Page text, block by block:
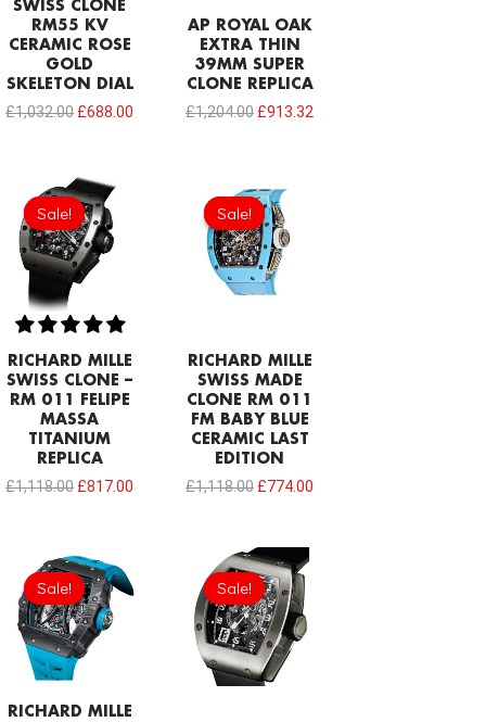
SWISS CLONE
RM55 KV
CERAMIC ROSE
GOLD
SKELETON DIAL
£1,032.00 £688.00
AP ROYAL OAK
EXTRA THIN
39MM SUPER
CLONE REPLICA
£1,204.00 £913.32
Sale!
Sale!
RICHARD MILLE
SWISS CLONE –
RM 011 FELIPE
MASSA
TITANIUM
REPLICA
£1,118.00
Original
price
was:
£1,118.00.
£817.00
Sale!
Sale!
RICHARD MILLE
SWISS MADE
CLONE RM 011
FM BABY BLUE
CERAMIC LAST
EDITION
£1,118.00
price
was:
£1,118.00.
£774.00
Sale!
Sale!
RICHARD MILLE
price
was:
£1,978.00.
price
is:
£1,685.60.
Sale!
Sale!
Original
price
was:
£1,290.00.